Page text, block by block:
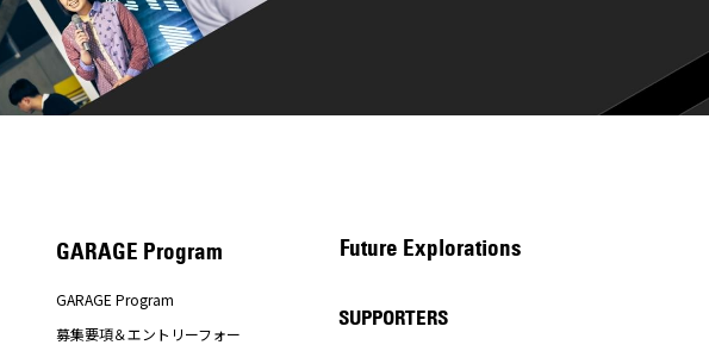
GARAGE Program
GARAGE Program
募集要項＆エントリーフォー
Future Explorations
SUPPORTERS